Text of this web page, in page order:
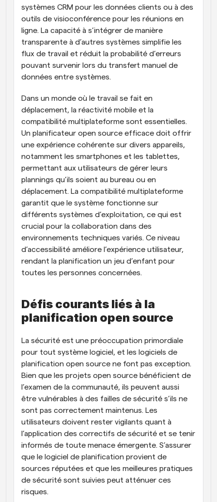
systèmes CRM pour les données clients ou à des
outils de visioconférence pour les réunions en
ligne. La capacité à s’intégrer de manière
transparente à d’autres systèmes simplifie les
flux de travail et réduit la probabilité d’erreurs
pouvant survenir lors du transfert manuel de
données entre systèmes.
Dans un monde où le travail se fait en
déplacement, la réactivité mobile et la
compatibilité multiplateforme sont essentielles.
Un planificateur open source efficace doit offrir
une expérience cohérente sur divers appareils,
notamment les smartphones et les tablettes,
permettant aux utilisateurs de gérer leurs
plannings qu’ils soient au bureau ou en
déplacement. La compatibilité multiplateforme
garantit que le système fonctionne sur
différents systèmes d’exploitation, ce qui est
crucial pour la collaboration dans des
environnements techniques variés. Ce niveau
d’accessibilité améliore l’expérience utilisateur,
rendant la planification un jeu d’enfant pour
toutes les personnes concernées.
Défis courants liés à la
planification open source
La sécurité est une préoccupation primordiale
pour tout système logiciel, et les logiciels de
planification open source ne font pas exception.
Bien que les projets open source bénéficient de
l’examen de la communauté, ils peuvent aussi
être vulnérables à des failles de sécurité s’ils ne
sont pas correctement maintenus. Les
utilisateurs doivent rester vigilants quant à
l’application des correctifs de sécurité et se tenir
informés de toute menace émergente. S’assurer
que le logiciel de planification provient de
sources réputées et que les meilleures pratiques
de sécurité sont suivies peut atténuer ces
risques.